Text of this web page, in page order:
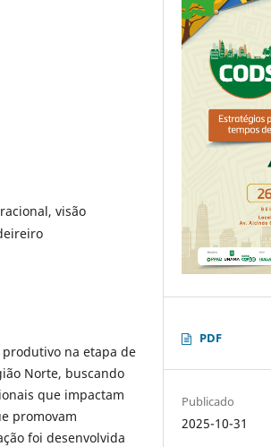
visão
na etapa de
Norte, buscando
que impactam
promovam
foi desenvolvida
PDF
Publicado
2025-10-31